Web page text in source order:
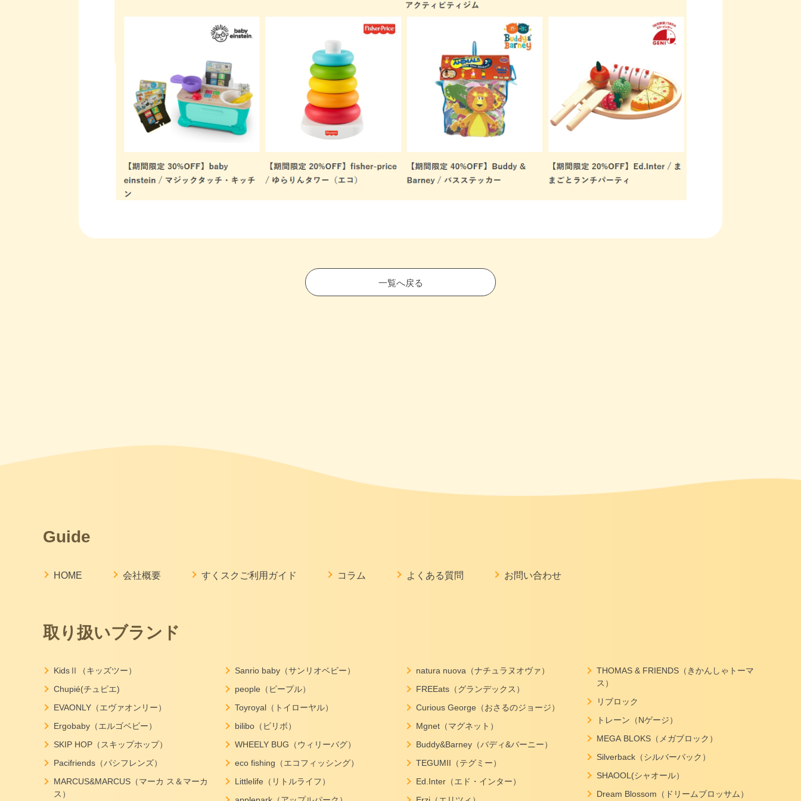
一覧へ戻る
Guide
HOME 会社概要 すくスクご利用ガイド コラム よくある質問 お問い合わせ
取り扱いブランド
KidsⅡ（キッズツー）
Chupié(チュピエ)
EVAONLY（エヴァオンリー）
Ergobaby（エルゴベビー）
SKIP HOP（スキップホップ）
Pacifriends（パシフレンズ）
MARCUS&MARCUS（マーカ ス＆マーカ
ス）
Sanrio baby（サンリオベビー）
people（ピープル）
Toyroyal（トイローヤル）
bilibo（ビリボ）
WHEELY BUG（ウィリーバグ）
eco fishing（エコフィッシング）
Littlelife（リトルライフ）
natura nuova（ナチュラヌオヴァ）
FREEats（グランデックス）
Curious George（おさるのジョージ）
Mgnet（マグネット）
Buddy&Barney（バディ&バーニー）
TEGUMII（テグミー）
Ed.Inter（エド・インター）
THOMAS & FRIENDS（きかんしゃトーマ
ス）
リブロック
トレーン（Nゲージ）
MEGA BLOKS（メガブロック）
Silverback（シルバーバック）
SHAOOL(シャオール）
Dream Blossom（ドリームブロッサム）